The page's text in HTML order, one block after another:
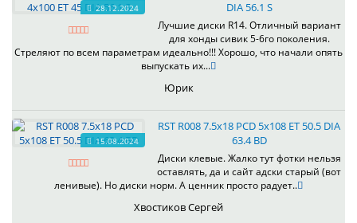
28.12.2024
DIA 56.1 S
Лучшие диски R14. Отличный вариант
для хонды сивик 5-6го поколения.
Стреляют по всем параметрам идеально!!! Хорошо, что начали опять
выпускать их...
Юрик
15.08.2024
RST R008 7.5x18 PCD 5x108 ET 50.5 DIA
63.4 BD
Диски клевые. Жалко тут фотки нельзя
оставлять, да и сайт адски старый (вот
ленивые). Но диски норм. А ценник просто радует..
Хвостиков Сергей